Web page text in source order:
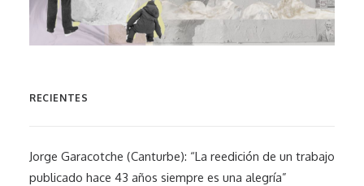
RECIENTES
Jorge Garacotche (Canturbe): “La reedición de un trabajo
publicado hace 43 años siempre es una alegría”